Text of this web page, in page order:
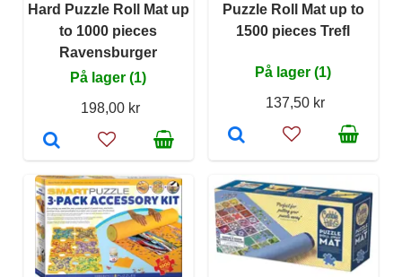
Hard Puzzle Roll Mat up
to 1000 pieces
Ravensburger
På lager (1)
198,00 kr
Puzzle Roll Mat up to
1500 pieces Trefl
På lager (1)
137,50 kr